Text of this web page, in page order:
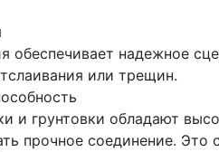
обеспечивает надежное
или трещин.
и грунтовки обладают
прочное соединение.